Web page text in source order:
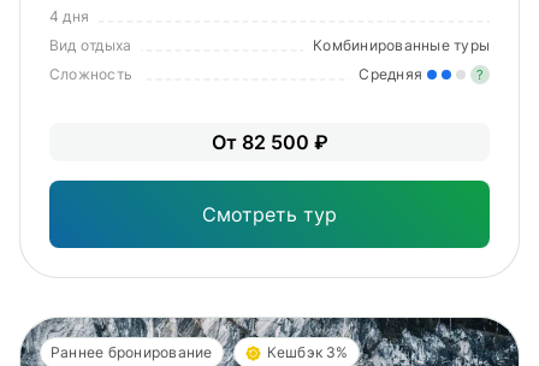
4 дня
Вид отдыха
Комбинированные туры
Сложность
Средняя ?
От 82 500 ₽
Смотреть тур
Раннее бронирование Кешбэк 3%